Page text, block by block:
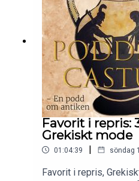
Favorit i repris:
Grekiskt mode
01:04:39 | söndag
Favorit i repris,